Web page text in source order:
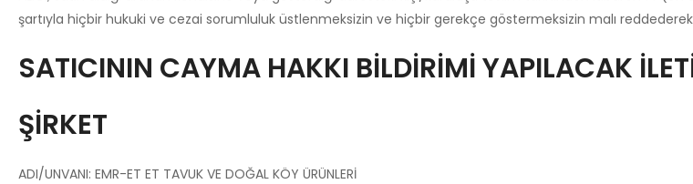
şartıyla hiçbir hukuki ve cezai sorumluluk üstlenmeksizin ve hiçbir gerekçe göstermeksizin malı
SATICININ CAYMA HAKKI BİLDİRİMİ YAPILACAK
ŞİRKET
ADI/UNVANI: EMR-ET ET TAVUK VE DOĞAL KÖY ÜRÜNLERİ